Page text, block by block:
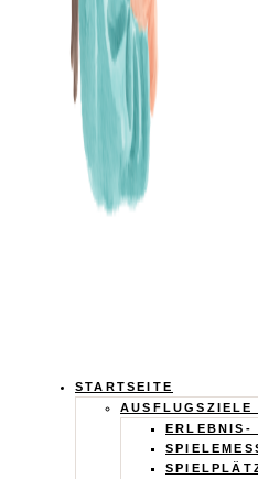
Calistas
Traum
STARTSEITE
AUSFLUGSZIELE
ERLEBNIS-